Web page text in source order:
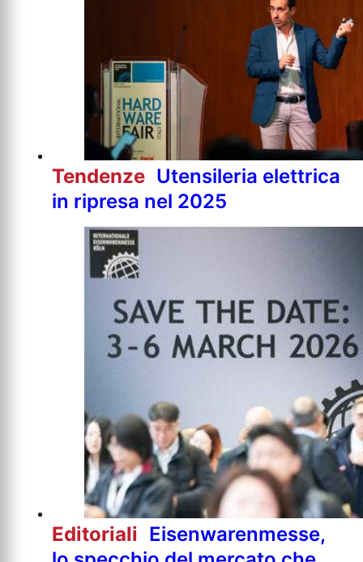
Tendenze Utensileria elettrica
in ripresa nel 2025
Editoriali Eisenwarenmesse,